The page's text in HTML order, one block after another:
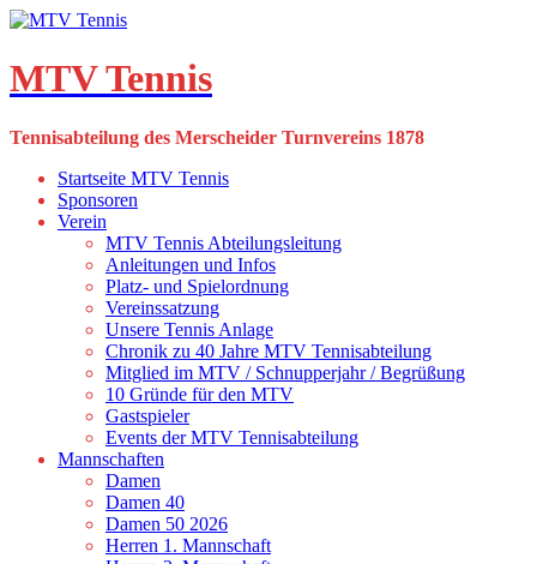
Skip
content
MTV Tennis
Tennisabteilung des Merscheider Turnvereins 1878
Startseite MTV Tennis
Sponsoren
Verein
MTV Tennis Abteilungsleitung
Anleitungen und Infos
Platz- und Spielordnung
Vereinssatzung
Unsere Tennis Anlage
Chronik zu 40 Jahre MTV Tennisabteilung
Mitglied im MTV / Schnupperjahr / Begrüßung
10 Gründe für den MTV
Gastspieler
Events der MTV Tennisabteilung
Mannschaften
Damen
Damen 40
Damen 50 2026
Herren 1. Mannschaft